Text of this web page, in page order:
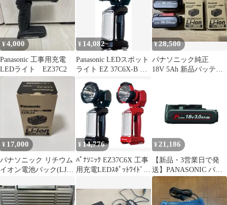
¥4,000
Panasonic 工事用充電
LEDライト EZ37C2
¥ 14,082
Panasonic LEDスポット
ライト EZ 37C6X-B 本
¥28,500
パナソニック純正
18V 5Ah 新品バッテリ
¥ 17,000
パナソニック リチウム
イオン電池パック(LJタ
¥ 14,776
ﾊﾟﾅｿﾆｯｸ EZ37C6X 工事
用充電LEDｽﾎﾟｯﾄﾜｲﾄﾞﾗｲ
¥ 21,186
【新品・3営業日で発
送】PANASONIC パナ
ソニック パナソニック
電池パック 18V 3.0Ah
EZ9L53